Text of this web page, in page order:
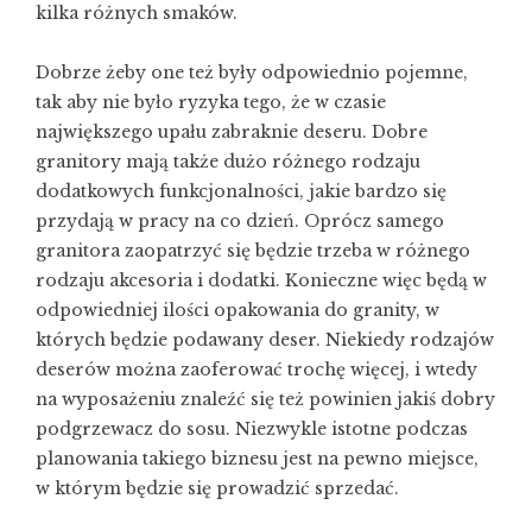
kilka różnych smaków.
Dobrze żeby one też były odpowiednio pojemne,
tak aby nie było ryzyka tego, że w czasie
największego upału zabraknie deseru. Dobre
granitory mają także dużo różnego rodzaju
dodatkowych funkcjonalności, jakie bardzo się
przydają w pracy na co dzień. Oprócz samego
granitora zaopatrzyć się będzie trzeba w różnego
rodzaju akcesoria i dodatki. Konieczne więc będą w
odpowiedniej ilości opakowania do granity, w
których będzie podawany deser. Niekiedy rodzajów
deserów można zaoferować trochę więcej, i wtedy
na wyposażeniu znaleźć się też powinien jakiś dobry
podgrzewacz do sosu. Niezwykle istotne podczas
planowania takiego biznesu jest na pewno miejsce,
w którym będzie się prowadzić sprzedać.